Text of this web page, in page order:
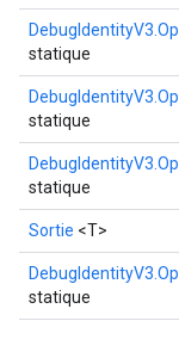
statique
statique
statique
Sortie <T>
statique